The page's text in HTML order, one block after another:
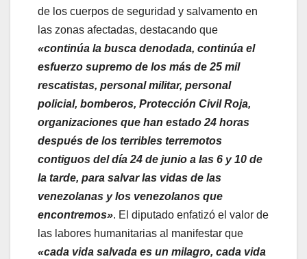
de los cuerpos de seguridad y salvamento en
las zonas afectadas, destacando que
«continúa la busca denodada, continúa el
esfuerzo supremo de los más de 25 mil
rescatistas, personal militar, personal
policial, bomberos, Protección Civil Roja,
organizaciones que han estado 24 horas
después de los terribles terremotos
contiguos del día 24 de junio a las 6 y 10 de
la tarde, para salvar las vidas de las
venezolanas y los venezolanos que
encontremos». El diputado enfatizó el valor de
las labores humanitarias al manifestar que
«cada vida salvada es un milagro, cada vida